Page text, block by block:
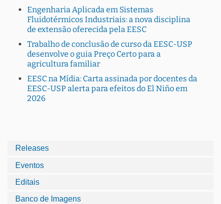
Engenharia Aplicada em Sistemas
Fluidotérmicos Industriais: a nova disciplina
de extensão oferecida pela EESC
Trabalho de conclusão de curso da EESC-USP
desenvolve o guia Preço Certo para a
agricultura familiar
EESC na Mídia: Carta assinada por docentes da
EESC-USP alerta para efeitos do El Niño em
2026
Releases
Eventos
Editais
Banco de Imagens